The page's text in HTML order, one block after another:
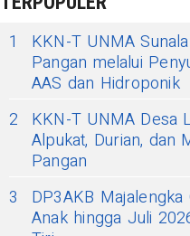
1
KKN-T UNMA
Pangan melalui
AAS dan Hidroponik
2
KKN-T UNMA Desa
Alpukat, Durian, dan
Pangan
3
DP3AKB
Anak hingga Juli